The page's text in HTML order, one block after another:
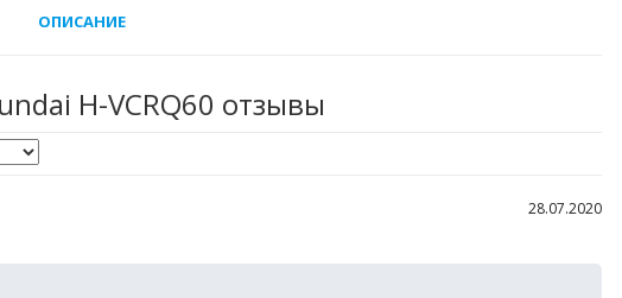
ОПИСАНИЕ
H-VCRQ60 отзывы
28.07.2020